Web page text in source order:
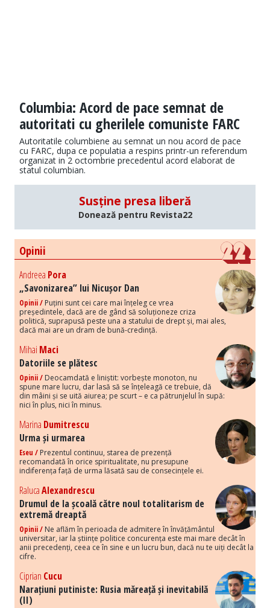
Columbia: Acord de pace semnat de
autoritati cu gherilele comuniste FARC
Autoritatile columbiene au semnat un nou acord de pace
cu FARC, dupa ce populatia a respins printr-un referendum
organizat in 2 octombrie precedentul acord elaborat de
statul columbian.
Susține presa liberă
Donează pentru Revista22
Opinii
Andreea Pora
„Savonizarea” lui Nicușor Dan
Opinii / Puțini sunt cei care mai înțeleg ce vrea
președintele, dacă are de gând să soluționeze criza
politică, suprapusă peste una a statului de drept și, mai ales,
dacă mai are un dram de bună-credință.
Mihai Maci
Datoriile se plătesc
Opinii / Deocamdată e liniștit: vorbește monoton, nu
spune mare lucru, dar lasă să se înțeleagă ce trebuie, dă
din mâini și se uită aiurea; pe scurt – e ca pătrunjelul în supă:
nici în plus, nici în minus.
Marina Dumitrescu
Urma și urmarea
Eseu / Prezentul continuu, starea de prezență
recomandată în orice spiritualitate, nu presupune
indiferența față de urma lăsată sau de consecințele ei.
RalucaAlexandrescu
Drumul de la școală către noul totalitarism de
extremă dreaptă
Opinii / Ne aflăm în perioada de admitere în învățământul
universitar, iar la științe politice concurența este mai mare decât în
anii precedenți, ceea ce în sine e un lucru bun, dacă nu te uiți decât la
cifre.
Ciprian Cucu
Narațiuni putiniste: Rusia măreață și inevitabilă
(II)